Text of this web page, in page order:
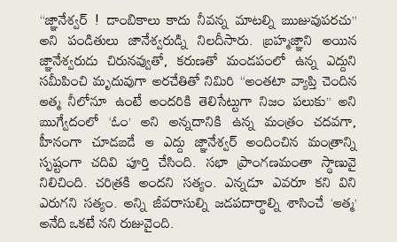
“జ్ఞానేశ్వర్ ! డాంబికాలు కాదు నీవన్న మాటల్ని ఋజువుపరచు”
అని పండితులు జానేశ్వరుడ్ని నిలదీసారు. బ్రహ్మజ్ఞాని అయిన
జ్ఞానేశ్వరుడు చిరునవ్వుతో, కరుణతో మండపంలో ఉన్న ఎద్దుని
సమీపించి మృదువుగా అరచేతితో నిమిరి “అంతటా వ్యాప్తి చెందిన
ఆత్మ నీలోనూ ఉంటే అందరికి తెలిసేట్టుగా నిజం పలుకు” అని
ఋగ్వేదంలో ‘ఓం’ అని అన్నదానికి ఉన్న మంత్రం చదవగా,
హీనంగా చూడబడే ఆ ఎద్దు జ్ఞానేశ్వర్ అందించిన మంత్రాన్ని
స్పష్టంగా చదివి పూర్తి చేసింది. సభా ప్రాంగణమంతా స్థాణువై
నిలిచింది. చరిత్రకి అందని సత్యం. ఎన్నడూ ఎవరూ కని విని
ఎరుగని సత్యం. అన్ని జీవరాసుల్ని జడపదార్థాల్ని శాసించే ‘ఆత్మ’
అనేది ఒకటే నని రుజువైంది.